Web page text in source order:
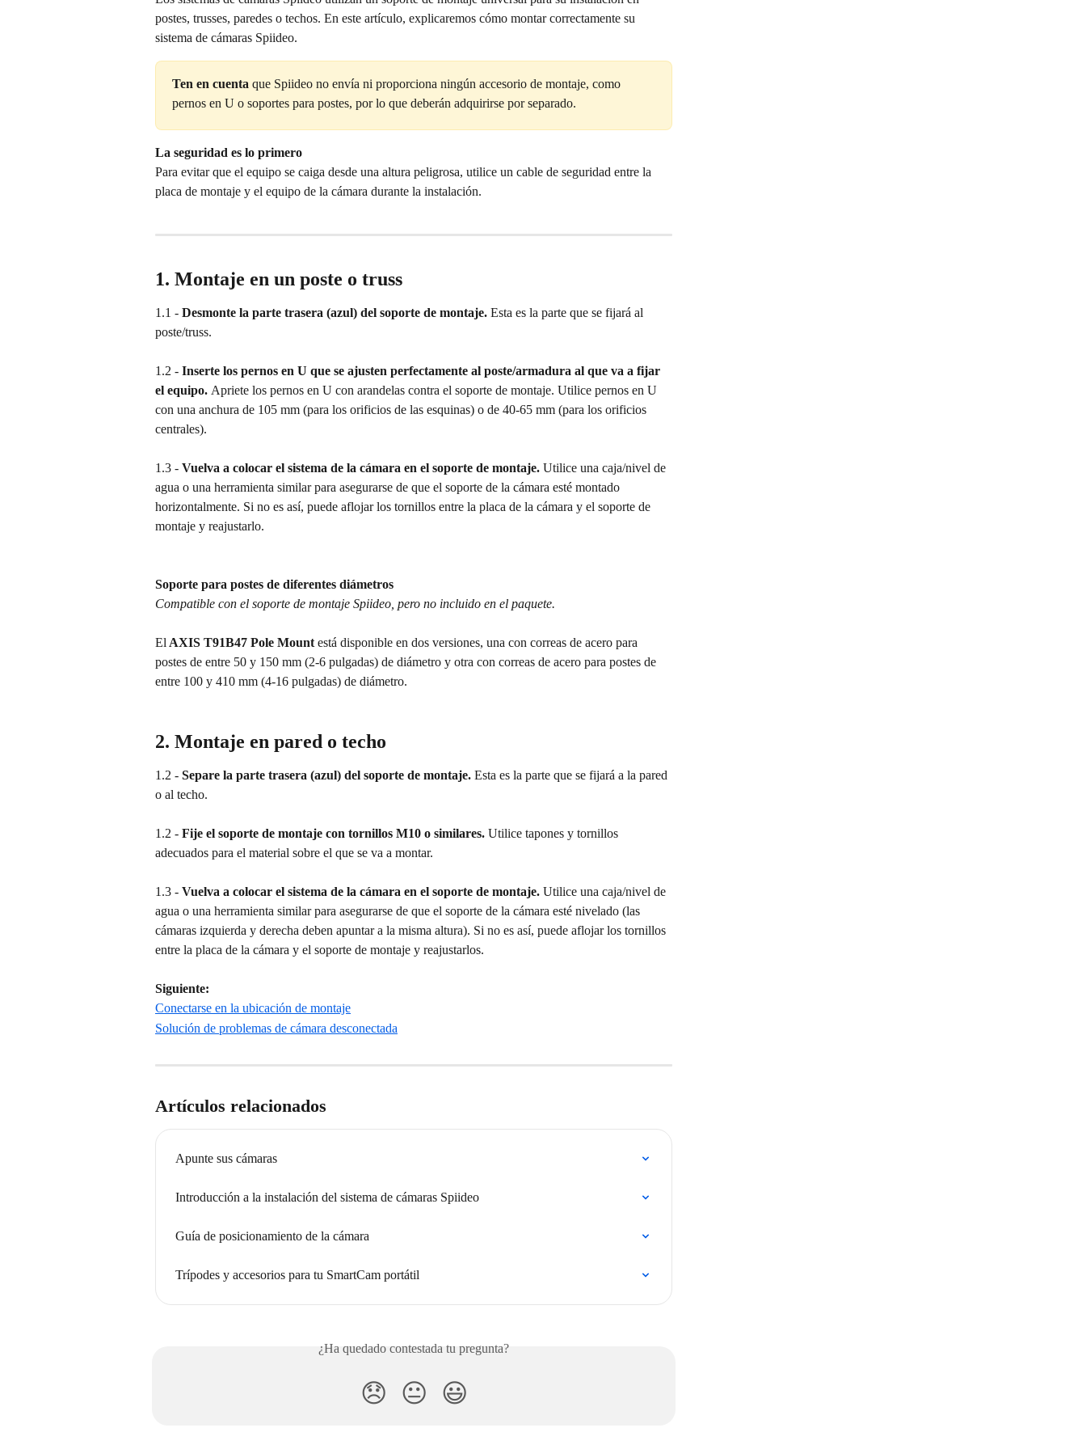
postes, trusses, paredes o techos. En este artículo, explicaremos cómo montar correctamente su
sistema de cámaras Spiideo.
Ten en cuenta que Spiideo no envía ni proporciona ningún accesorio de montaje, como
pernos en U o soportes para postes, por lo que deberán adquirirse por separado.
La seguridad es lo primero
Para evitar que el equipo se caiga desde una altura peligrosa, utilice un cable de seguridad entre la
placa de montaje y el equipo de la cámara durante la instalación.
1. Montaje en un poste o truss
1.1 - Desmonte la parte trasera (azul) del soporte de montaje. Esta es la parte que se fijará al
poste/truss.
1.2 - Inserte los pernos en U que se ajusten perfectamente al poste/armadura al que va a fijar
el equipo. Apriete los pernos en U con arandelas contra el soporte de montaje. Utilice pernos en U
con una anchura de 105 mm (para los orificios de las esquinas) o de 40-65 mm (para los orificios
centrales).
1.3 - Vuelva a colocar el sistema de la cámara en el soporte de montaje. Utilice una caja/nivel de
agua o una herramienta similar para asegurarse de que el soporte de la cámara esté montado
horizontalmente. Si no es así, puede aflojar los tornillos entre la placa de la cámara y el soporte de
montaje y reajustarlo.
Soporte para postes de diferentes diámetros
Compatible con el soporte de montaje Spiideo, pero no incluido en el paquete.
El AXIS T91B47 Pole Mount está disponible en dos versiones, una con correas de acero para
postes de entre 50 y 150 mm (2-6 pulgadas) de diámetro y otra con correas de acero para postes de
entre 100 y 410 mm (4-16 pulgadas) de diámetro.
2. Montaje en pared o techo
1.2 - Separe la parte trasera (azul) del soporte de montaje. Esta es la parte que se fijará a la pared
o al techo.
1.2 - Fije el soporte de montaje con tornillos M10 o similares. Utilice tapones y tornillos
adecuados para el material sobre el que se va a montar.
1.3 - Vuelva a colocar el sistema de la cámara en el soporte de montaje. Utilice una caja/nivel de
agua o una herramienta similar para asegurarse de que el soporte de la cámara esté nivelado (las
cámaras izquierda y derecha deben apuntar a la misma altura). Si no es así, puede aflojar los tornillos
entre la placa de la cámara y el soporte de montaje y reajustarlos.
Siguiente:
Conectarse en la ubicación de montaje
Solución de problemas de cámara desconectada
Artículos relacionados
Apunte sus cámaras
Introducción a la instalación del sistema de cámaras Spiideo
Guía de posicionamiento de la cámara
Trípodes y accesorios para tu SmartCam portátil
¿Ha quedado contestada tu pregunta?
😞 😐 😃